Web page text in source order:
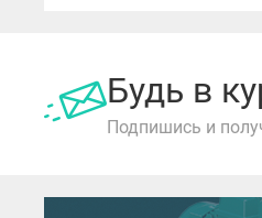
Будь в
Подпишись и